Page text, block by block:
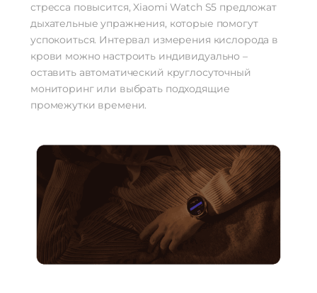
стресса повысится, Xiaomi Watch S5 предложат
дыхательные упражнения, которые помогут
успокоиться. Интервал измерения кислорода в
крови можно настроить индивидуально –
оставить автоматический круглосуточный
мониторинг или выбрать подходящие
промежутки времени.